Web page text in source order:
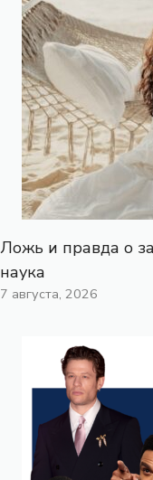
Ложь и правда о
наука
7 августа, 2026